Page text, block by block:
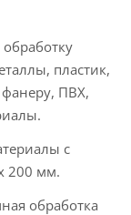
пластик,
ПВХ,
с
200 мм.
обработка